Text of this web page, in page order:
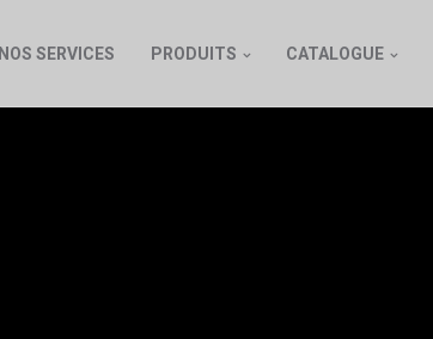
NOS SERVICES PRODUITS CATALOGUE